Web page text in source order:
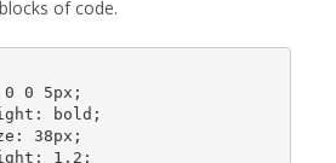
of code.